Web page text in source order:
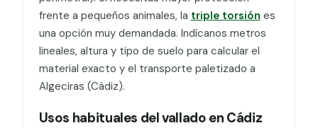
frente a pequeños animales, la triple torsión es
una opción muy demandada. Indícanos metros
lineales, altura y tipo de suelo para calcular el
material exacto y el transporte paletizado a
Algeciras (Cádiz).
Usos habituales del vallado en Cádiz